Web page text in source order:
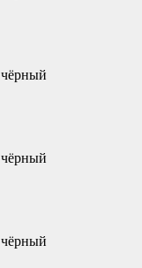
чёрный
чёрный
чёрный